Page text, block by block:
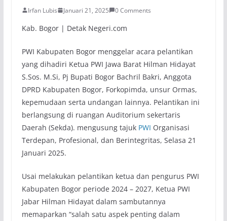
Irfan Lubis Januari 21, 2025 0 Comments
Kab. Bogor | Detak Negeri.com
PWI Kabupaten Bogor menggelar acara pelantikan
yang dihadiri Ketua PWI Jawa Barat Hilman Hidayat
S.Sos. M.Si, Pj Bupati Bogor Bachril Bakri, Anggota
DPRD Kabupaten Bogor, Forkopimda, unsur Ormas,
kepemudaan serta undangan lainnya. Pelantikan ini
berlangsung di ruangan Auditorium sekertaris
Daerah (Sekda). mengusung tajuk PWI Organisasi
Terdepan, Profesional, dan Berintegritas, Selasa 21
Januari 2025.
Usai melakukan pelantikan ketua dan pengurus PWI
Kabupaten Bogor periode 2024 – 2027, Ketua PWI
Jabar Hilman Hidayat dalam sambutannya
memaparkan “salah satu aspek penting dalam